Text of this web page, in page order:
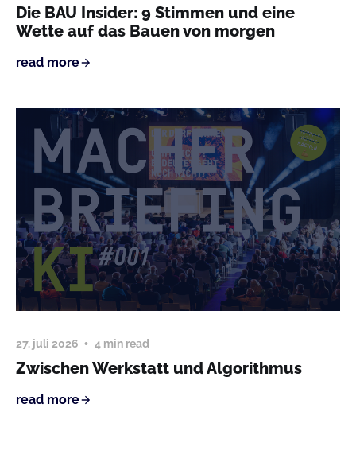
Die BAU Insider: 9 Stimmen und eine
Wette auf das Bauen von morgen
read more
27. juli 2026 4 min read
Zwischen Werkstatt und Algorithmus
read more